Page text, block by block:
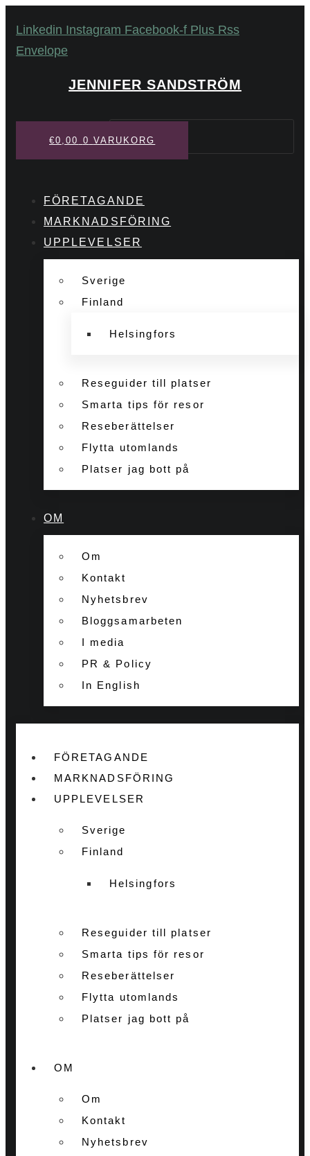
till
innehåll
Linkedin Instagram Facebook-f Plus Rss
Envelope
JENNIFER SANDSTRÖM
Sök
€0,00 0 VARUKORG
FÖRETAGANDE
MARKNADSFÖRING
UPPLEVELSER
Sverige
Finland
Helsingfors
Reseguider till platser
Smarta tips för resor
Reseberättelser
Flytta utomlands
Platser jag bott på
OM
Om
Kontakt
Nyhetsbrev
Bloggsamarbeten
I media
PR & Policy
In English
FÖRETAGANDE
MARKNADSFÖRING
UPPLEVELSER
Sverige
Finland
Helsingfors
Reseguider till platser
Smarta tips för resor
Reseberättelser
Flytta utomlands
Platser jag bott på
OM
Om
Kontakt
Nyhetsbrev